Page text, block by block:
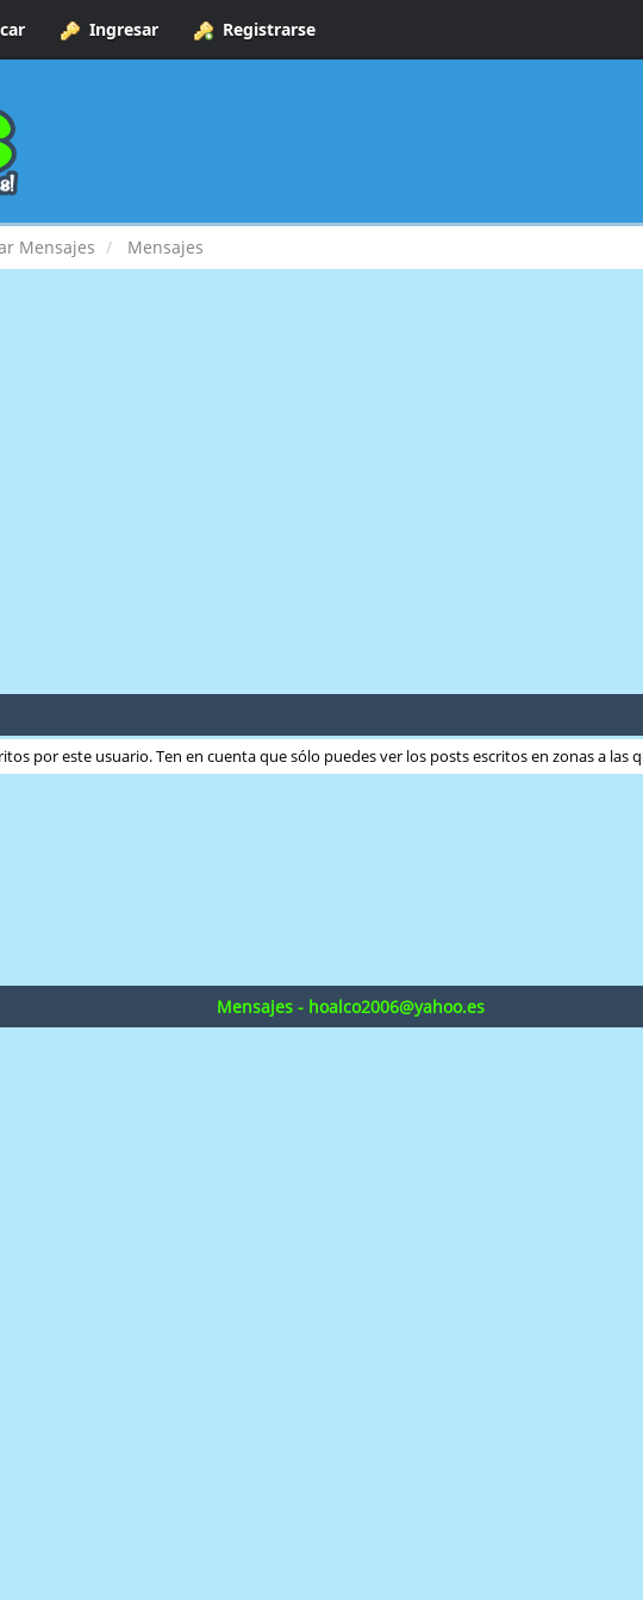
Ingresar Registrarse
Mensajes Mensajes
por este usuario. Ten en cuenta que sólo puedes ver los posts escritos en zonas a las
Mensajes - hoalco2006@yahoo.es